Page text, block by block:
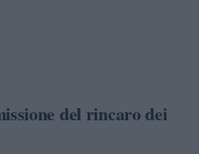
del rincaro dei